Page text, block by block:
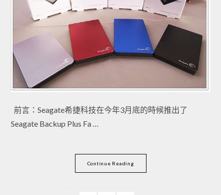
前言：Seagate希捷科技在今年3月底的時候推出了
Seagate Backup Plus Fa …
Continue Reading